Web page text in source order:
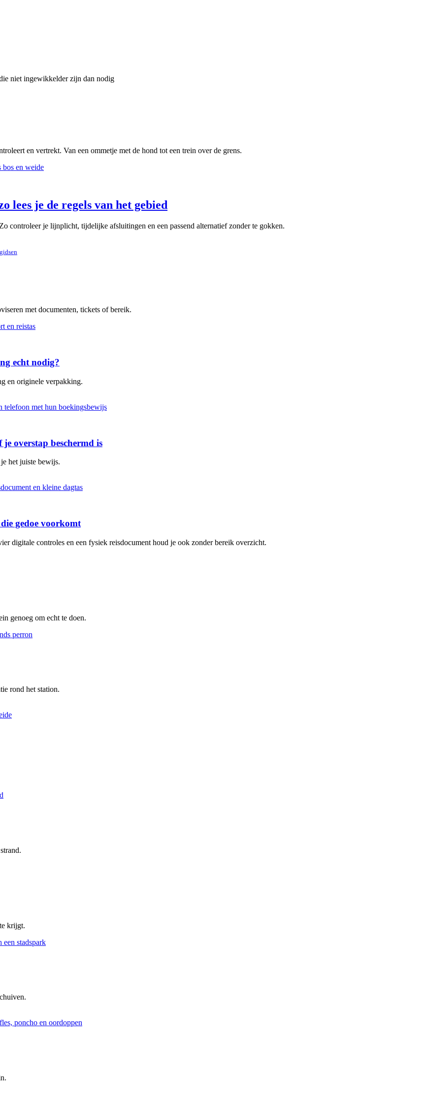
niet ingewikkelder zijn dan nodig
en vertrekt. Van een ommetje met de hond tot een trein over de grens.
lees je de regels van het gebied
controleer je lijnplicht, tijdelijke afsluitingen en een passend alternatief zonder te gokken.
met documenten, tickets of bereik.
echt nodig?
en originele verpakking.
overstap beschermd is
het juiste bewijs.
gedoe voorkomt
digitale controles en een fysiek reisdocument houd je ook zonder bereik overzicht.
genoeg om echt te doen.
rond het station.
krijgt.